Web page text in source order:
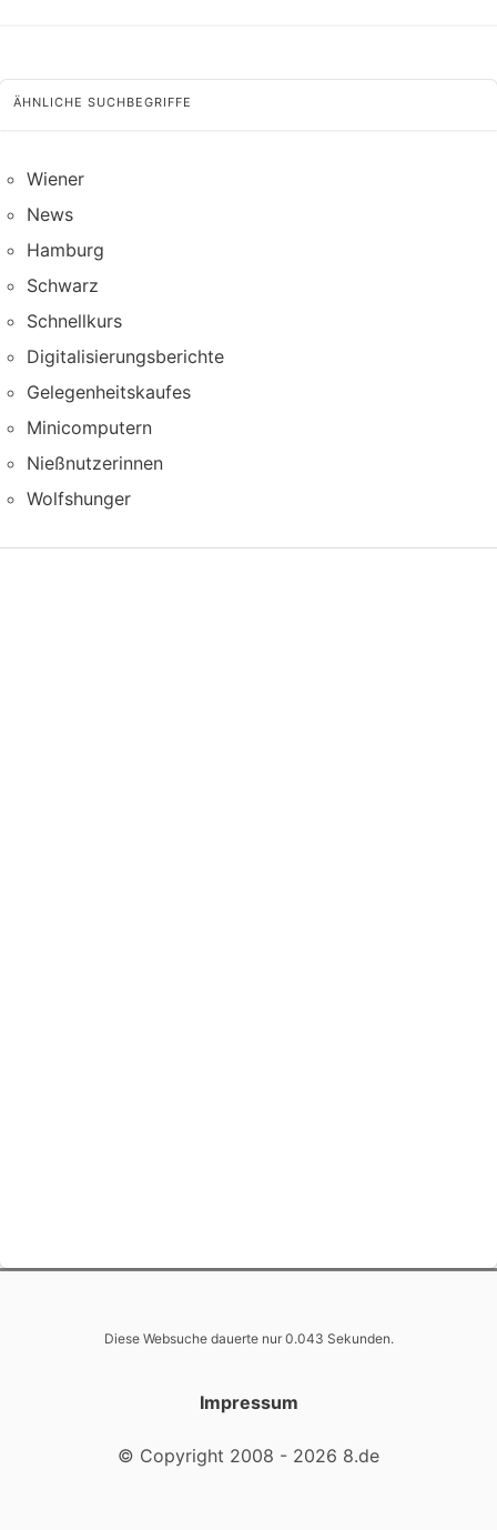
ÄHNLICHE SUCHBEGRIFFE
Wiener
News
Hamburg
Schwarz
Schnellkurs
Digitalisierungsberichte
Gelegenheitskaufes
Minicomputern
Nießnutzerinnen
Wolfshunger
Diese Websuche dauerte nur 0.043 Sekunden.
Impressum
© Copyright 2008 - 2026 8.de